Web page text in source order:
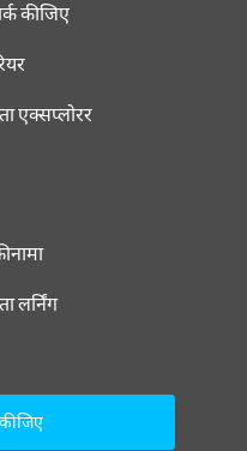
कीजिए
एक्सप्लोरर
लर्निंग